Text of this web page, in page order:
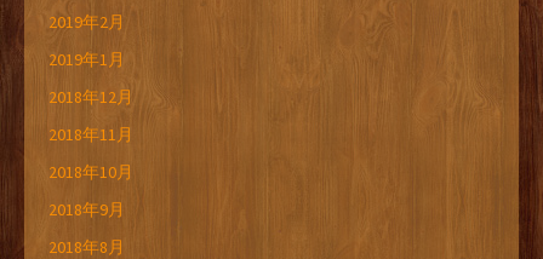
2019年2月
2019年1月
2018年12月
2018年11月
2018年10月
2018年9月
2018年8月